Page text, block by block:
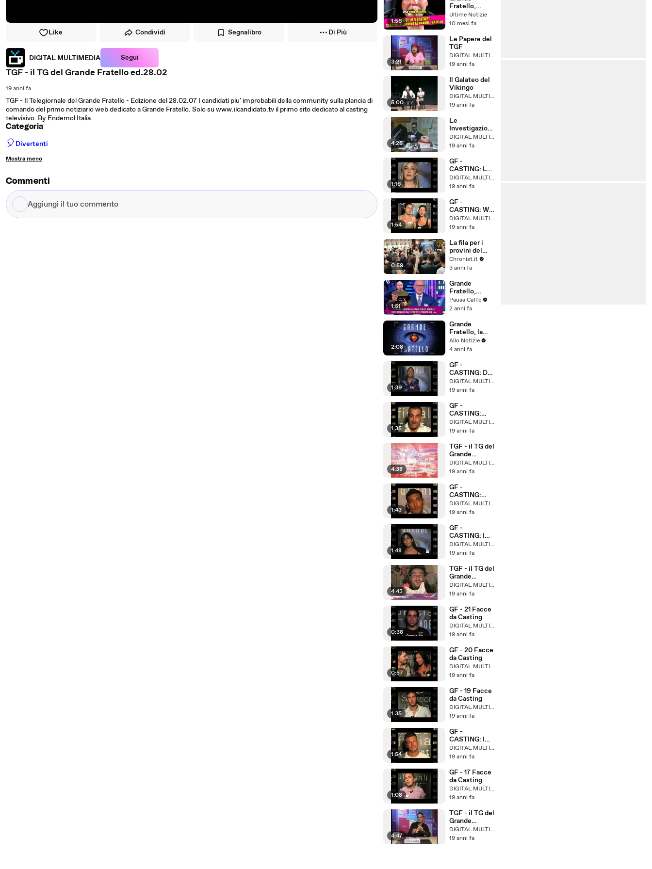
Like Condividi Segnalibro Di Più
DIGITAL MULTIMEDIA Segui
TGF - il TG del Grande Fratello ed.28.02
19 anni fa
TGF - Il Telegiornale del Grande Fratello - Edizione del 28.02.07 I candidati piu' improbabili della community sulla plancia di
comando del primo notiziario web dedicato a Grande Fratello. Solo su www.ilcandidato.tv il primo sito dedicato al casting
televisivo. By Endemol Italia.
Categoria
🎈 Divertenti
Mostra meno
Commenti
Aggiungi
il
24 ore
1:56
Fratello,
Francesca
crolla: “Ho
Ultime Notizie
10 mesi fa
3:21
Le Papere del
TGF
DIGITAL MULTIMEDIA
19 anni fa
5:00
Il Galateo del
Vikingo
DIGITAL MULTIMEDIA
19 anni fa
4:25
Le
Investigazioni
di Nadir
DIGITAL MULTIMEDIA
19 anni fa
1:16
GF -
CASTING: Le
Mamme
DIGITAL MULTIMEDIA
19 anni fa
1:54
GF -
CASTING: We
are Family
DIGITAL MULTIMEDIA
19 anni fa
0:59
La fila per i
provini del
Grande
Fratello
Chronist.it
3 anni fa
1:51
Grande
Fratello,
escono fuori i
primi 4
due vengono
proprio da la...
Pausa Caffè
2 anni fa
2:08
Grande
Fratello, la
prossima
edizione sarà
motivo Il
Grande
Fratello Vip è
arrivata al
Allo Notizie
4 anni fa
1:39
GF -
CASTING: Di
Nuovo SingleDIGITAL MULTIMEDIA
19 anni fa
1:35
GF -
CASTING:
Fashion
DIGITAL MULTIMEDIA
19 anni fa
4:38
TGF - il TG del
Grande
Fratello
ed.16.03
DIGITAL MULTIMEDIA
19 anni fa
1:43
GF -
CASTING:
Roma
Capoccia
DIGITAL MULTIMEDIA
19 anni fa
1:48
GF -
CASTING: I
Telegenici
DIGITAL MULTIMEDIA
19 anni fa
4:43
TGF - il TG del
Grande
Fratello
ed.12.03
DIGITAL MULTIMEDIA
19 anni fa
0:38
GF - 21 Facce
da Casting
DIGITAL MULTIMEDIA
19 anni fa
0:57
GF - 20 Facce
da Casting
DIGITAL MULTIMEDIA
19 anni fa
1:35
GF - 19 Facce
da Casting
DIGITAL MULTIMEDIA
19 anni fa
1:54
GF -
CASTING: I
Palestrati
DIGITAL MULTIMEDIA
19 anni fa
1:08
GF - 17 Facce
da Casting
DIGITAL MULTIMEDIA
19 anni fa
4:47
TGF - il TG del
Grande
Fratello
ed.05.03
DIGITAL MULTIMEDIA
19 anni fa